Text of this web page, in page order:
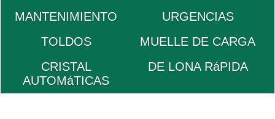
MANTENIMIENTO
URGENCIAS
TOLDOS
MUELLE DE CARGA
CRISTAL
AUTOMáTICAS
DE LONA RáPIDA